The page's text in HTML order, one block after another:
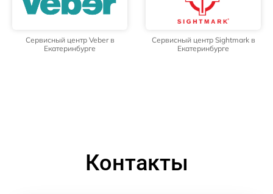
Сервисный центр Veber в
Екатеринбурге
Сервисный центр Sightmark в
Екатеринбурге
Контакты